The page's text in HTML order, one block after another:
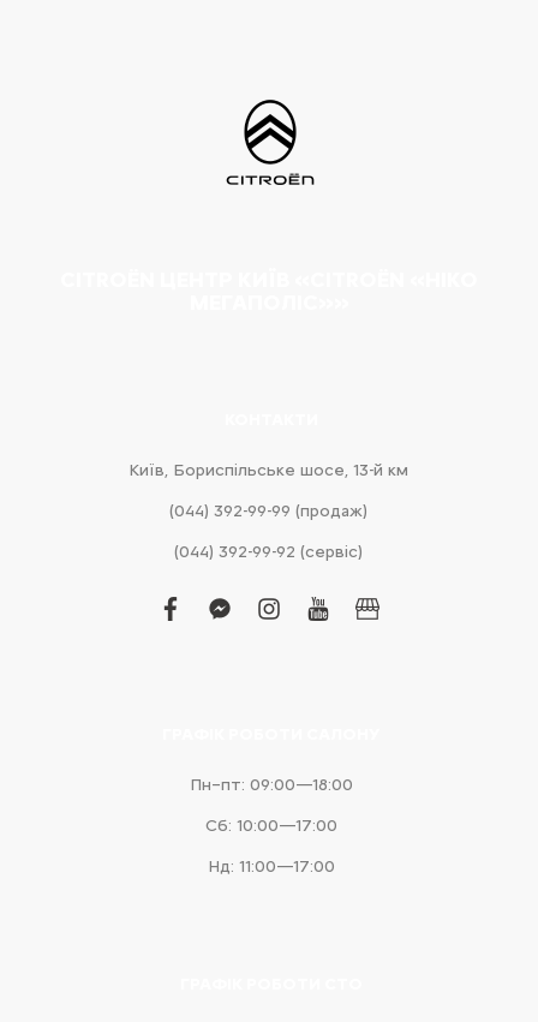
Київ, Бориспільське шосе, 13-й км
(044) 392-99-99 (продаж)
(044) 392-99-92 (сервіс)
facebook
facebook-
instagram
youtubebusiness
Пн–пт: 09:00—18:00
Сб: 10:00—17:00
Нд: 11:00—17:00